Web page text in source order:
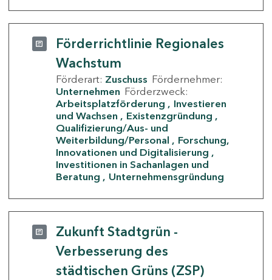
Förderrichtlinie Regionales
Wachstum
Förderart: Zuschuss Fördernehmer:
Unternehmen Förderzweck:
Arbeitsplatzförderung
Investieren
und Wachsen
Existenzgründung
Qualifizierung/Aus- und
Weiterbildung/Personal
Forschung,
Innovationen und Digitalisierung
Investitionen in Sachanlagen und
Beratung
Unternehmensgründung
Zukunft Stadtgrün -
Verbesserung des
städtischen Grüns (ZSP)